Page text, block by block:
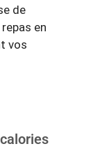
de
en
vos